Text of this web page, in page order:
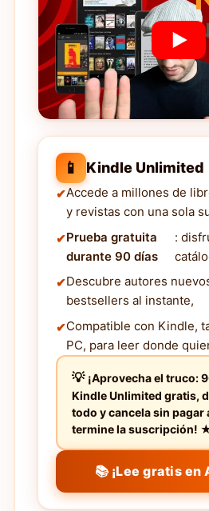
📱 Kindle Unlimited
Accede a millones de
y revistas con una sola
Prueba gratuita
durante 90 días
:
Descubre autores
bestsellers al instante,
Compatible con Kindle,
PC, para leer donde
¡Aprovecha el truco:
Kindle Unlimited gratis,
todo y cancela sin pagar
termine la
📚 ¡Lee gratis en